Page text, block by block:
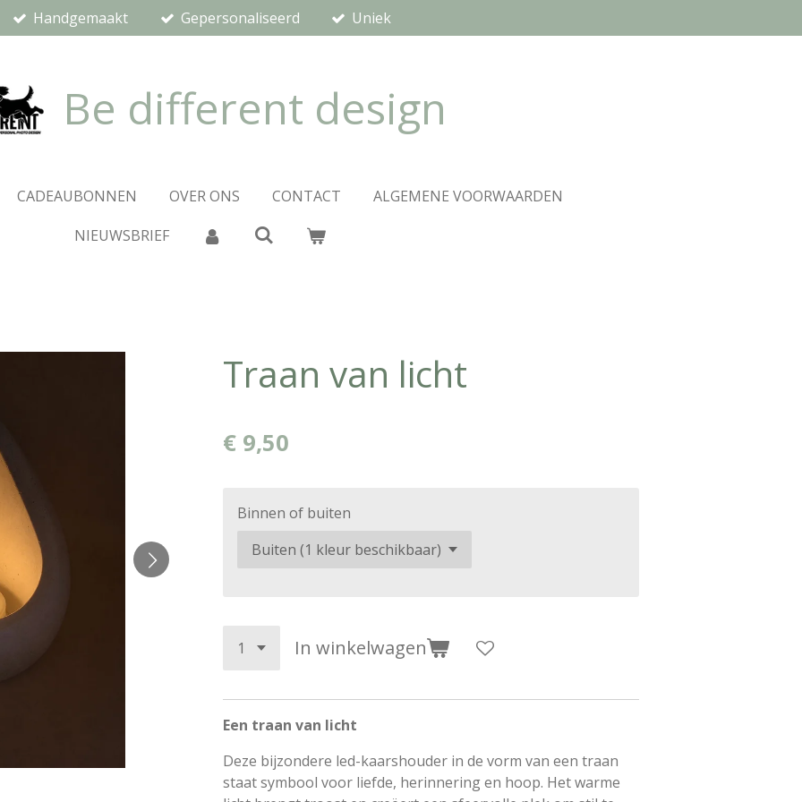
Handgemaakt Gepersonaliseerd Uniek
Be different design
CADEAUBONNEN OVER ONS CONTACT
ALGEMENE VOORWAARDEN
NIEUWSBRIEF
Traan van licht
€ 9,50
Binnen of buiten
In winkelwagen
Een traan van licht
Deze bijzondere led-kaarshouder in de vorm van een traan
staat symbool voor liefde, herinnering en hoop. Het warme